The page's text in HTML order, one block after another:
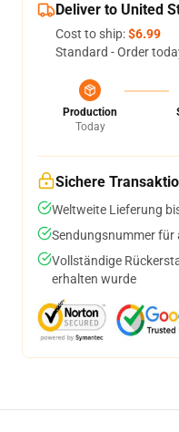
Deliver to United
Cost to ship:$6.99
Standard - Order
Production
Today
Sichere
Weltweite Lieferung
Sendungsnummer für
Vollständige
erhalten wurde